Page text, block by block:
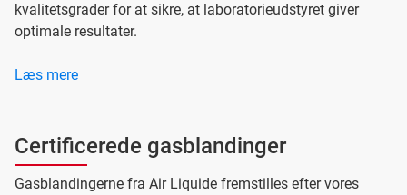
kvalitetsgrader for at sikre, at laboratorieudstyret giver
optimale resultater.
Læs mere
Certificerede gasblandinger
Gasblandingerne fra Air Liquide fremstilles efter vores